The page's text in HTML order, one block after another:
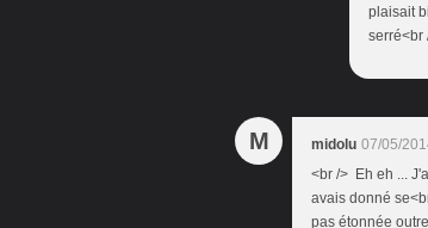
plaisait
serré<br
M midolu 07/05/
<br /> Eh eh ...
avais donné
pas étonnée